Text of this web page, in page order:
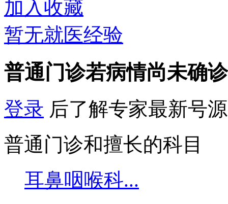
加入收藏
暂无就医经验
普通门诊若病情尚未确
登录 后了解专家最新号
普通门诊和擅长的科目
耳鼻咽喉科...